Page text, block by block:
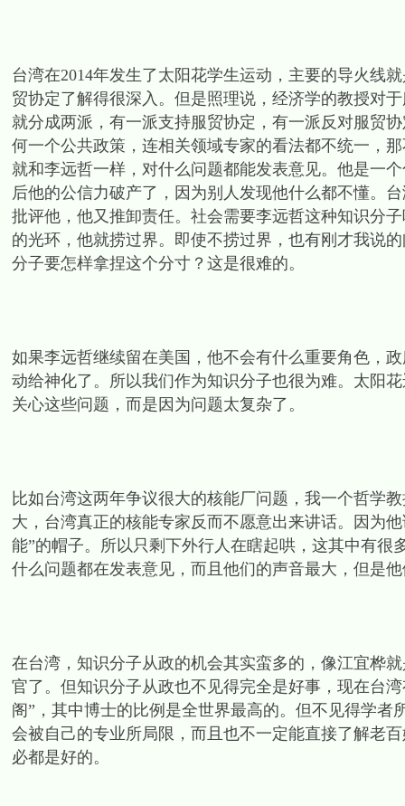
台湾在2014年发生了太阳花学生运动，主要的导火线
贸协定了解得很深入。但是照理说，经济学的教授对
就分成两派，有一派支持服贸协定，有一派反对服贸
何一个公共政策，连相关领域专家的看法都不统一，
就和李远哲一样，对什么问题都能发表意见。他是一
后他的公信力破产了，因为别人发现他什么都不懂。
批评他，他又推卸责任。社会需要李远哲这种知识分
的光环，他就捞过界。即使不捞过界，也有刚才我说
分子要怎样拿捏这个分寸？这是很难的。
如果李远哲继续留在美国，他不会有什么重要角色，
动给神化了。所以我们作为知识分子也很为难。太阳
关心这些问题，而是因为问题太复杂了。
比如台湾这两年争议很大的核能厂问题，我一个哲学
大，台湾真正的核能专家反而不愿意出来讲话。因为
能”的帽子。所以只剩下外行人在瞎起哄，这其中有
什么问题都在发表意见，而且他们的声音最大，但是
在台湾，知识分子从政的机会其实蛮多的，像江宜桦
官了。但知识分子从政也不见得完全是好事，现在台
阁”，其中博士的比例是全世界最高的。但不见得学
会被自己的专业所局限，而且也不一定能直接了解老
必都是好的。